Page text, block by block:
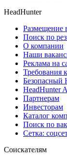
HeadHunter
Размещение
Поиск по
О компании
Наши
Реклама на
Требования
Безопасный
HeadHunter
Партнерам
Инвесторам
Каталог
Поиск по
Сетка:
Соискателям